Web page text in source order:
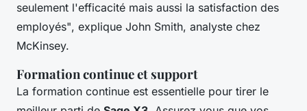
seulement l'efficacité mais aussi la satisfaction des
employés", explique John Smith, analyste chez
McKinsey.
Formation continue et support
La formation continue est essentielle pour tirer le